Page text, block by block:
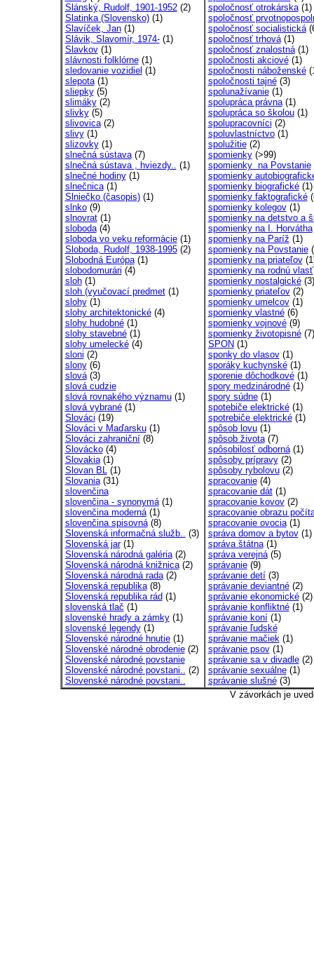
Slánský, Rudolf, 1901-1952(2)
Slatinka (Slovensko)(1)
Slavíček, Jan(1)
Slávik, Slavomír, 1974-(1)
Slavkov(1)
slávnosti folklórne(1)
sledovanie vozidiel (1)
slepota(1)
sliepky(5)
slimáky(2)
slivky(5)
slivovica(2)
slivy(1)
slizovky(1)
slnečná sústava(7)
slnečná sústava , hviezdy.. (1)
slnečné hodiny(1)
slnečnica(1)
Slniečko (časopis)(1)
slnko(9)
slnovrat(1)
sloboda(4)
sloboda vo veku reformácie(1)
Sloboda, Rudolf, 1938-1995(2)
Slobodná Európa(1)
slobodomurári (4)
sloh(1)
sloh (vyučovací predmet(1)
slohy(1)
slohy architektonické(4)
slohy hudobné(1)
slohy stavebné(1)
slohy umelecké(4)
sloni (2)
slony(6)
slová(3)
slová cudzie
slová rovnakého významu(1)
slová vybrané(1)
Slováci (19)
Slováci v Maďarsku(1)
Slováci zahraniční(8)
Slovácko(4)
Slovakia(1)
Slovan BL(1)
Slovania(31)
slovenčina
slovenčina - synonymá(1)
slovenčina moderná(1)
slovenčina spisovná(8)
Slovenská informačná služb.. (3)
Slovenská jar(1)
Slovenská národná galéria(2)
Slovenská národná knižnica(2)
Slovenská národná rada(2)
Slovenská republika(8)
Slovenská republika rád (1)
slovenská tlač (1)
slovenské hrady a zámky(1)
slovenské legendy(1)
Slovenské národné hnutie(1)
Slovenské národné obrodenie(2)
Slovenské národné povstanie
Slovenské národné povstani.. (2)
Slovenské národné povstani..
spoločnosť otrokárska(1)
spoločnosť
spoločnosť socialistická
spoločnosť trhová(1)
spoločnosť znalostná(1)
spoločnosti akciové(1)
spoločnosti náboženské
spoločnosti tajné(3)
spolunažívanie(1)
spolupráca právna(1)
spolupráca so školou(1)
spolupracovníci (2)
spoluvlastníctvo(1)
spolužitie(2)
spomienky(>99)
spomienky na Povstanie
spomienky
spomienky biografické(1)
spomienky faktografické
spomienky kolegov(1)
spomienky na detstvo a
spomienky na I. Horvátha
spomienky na Paríž (1)
spomienky na Povstanie
spomienky na priateľov
spomienky na rodnú vlasť
spomienky nostalgické(3)
spomienky priateľov(2)
spomienky umelcov(1)
spomienky vlastné(6)
spomienky vojnové(9)
spomienky životopisné(7)
SPON (1)
sponky do vlasov(1)
sporáky kuchynské(1)
sporenie dôchodkové(1)
spory medzinárodné(1)
spory súdne(1)
spotebiče elektrické(1)
spotrebiče elektrické(1)
spôsob lovu(1)
spôsob života(7)
spôsobilosť odborná(1)
spôsoby prípravy(2)
spôsoby rybolovu(2)
spracovanie(4)
spracovanie dát(1)
spracovanie kovov(2)
spracovanie obrazu
spracovanie ovocia(1)
správa domov a bytov(1)
správa štátna(1)
správa verejná(5)
správanie(9)
správanie detí(3)
správanie deviantné(2)
správanie ekonomické(2)
správanie konfliktné(1)
správanie koní(1)
správanie ľudské
správanie mačiek(1)
správanie psov(1)
správanie sa v divadle(2)
správanie sexuálne(1)
správanie slušné(3)
V závorkách je